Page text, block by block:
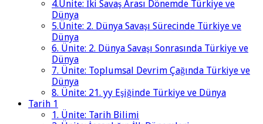
4.Ünite: İki Savaş Arası Dönemde Türkiye ve
Dünya
5.Ünite: 2. Dünya Savaşı Sürecinde Türkiye ve
Dünya
6. Ünite: 2. Dünya Savaşı Sonrasında Türkiye ve
Dünya
7. Ünite: Toplumsal Devrim Çağında Türkiye ve
Dünya
8. Ünite: 21. yy Eşiğinde Türkiye ve Dünya
Tarih 1
1. Ünite: Tarih Bilimi